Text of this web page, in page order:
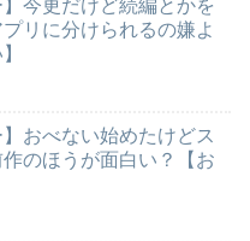
】今更だけど続編とかを
リに分けられるの嫌よ
】おべない始めたけどス
作のほうが面白い？【お